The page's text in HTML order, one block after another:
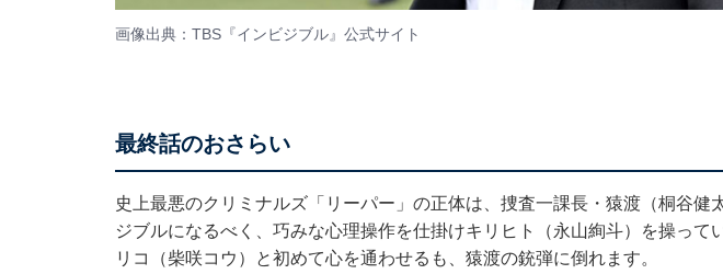
画像出典：TBS『インビジブル』 公式サイト
最終話のおさらい
史上最悪のクリミナルズ「リーパー」の正体は、捜査一課長・猿渡（桐谷健
ジブルになるべく、巧みな心理操作を仕掛けキリヒト（永山絢斗）を操って
リコ（柴咲コウ）と初めて心を通わせるも、猿渡の銃弾に倒れます。